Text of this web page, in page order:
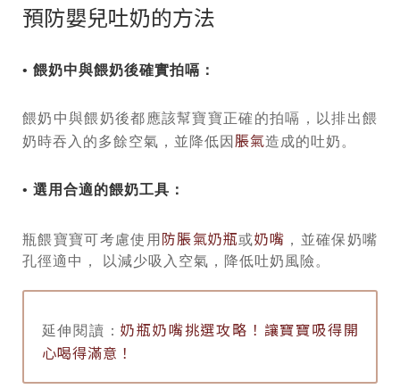
預防嬰兒吐奶的方法
• 餵奶中與餵奶後確實拍嗝：
餵奶中與餵奶後都應該幫寶寶正確的拍嗝，以排出餵
奶時吞入的多餘空氣，並降低因 脹氣造成的吐奶。
• 選用合適的餵奶工具：
瓶餵寶寶可考慮使用 防脹氣奶瓶或奶嘴 ，並確保奶嘴
孔徑適中， 以減少吸入空氣，降低吐奶風險。
延伸閱讀：奶瓶奶嘴挑選攻略！讓寶寶吸得開
心喝得滿意！